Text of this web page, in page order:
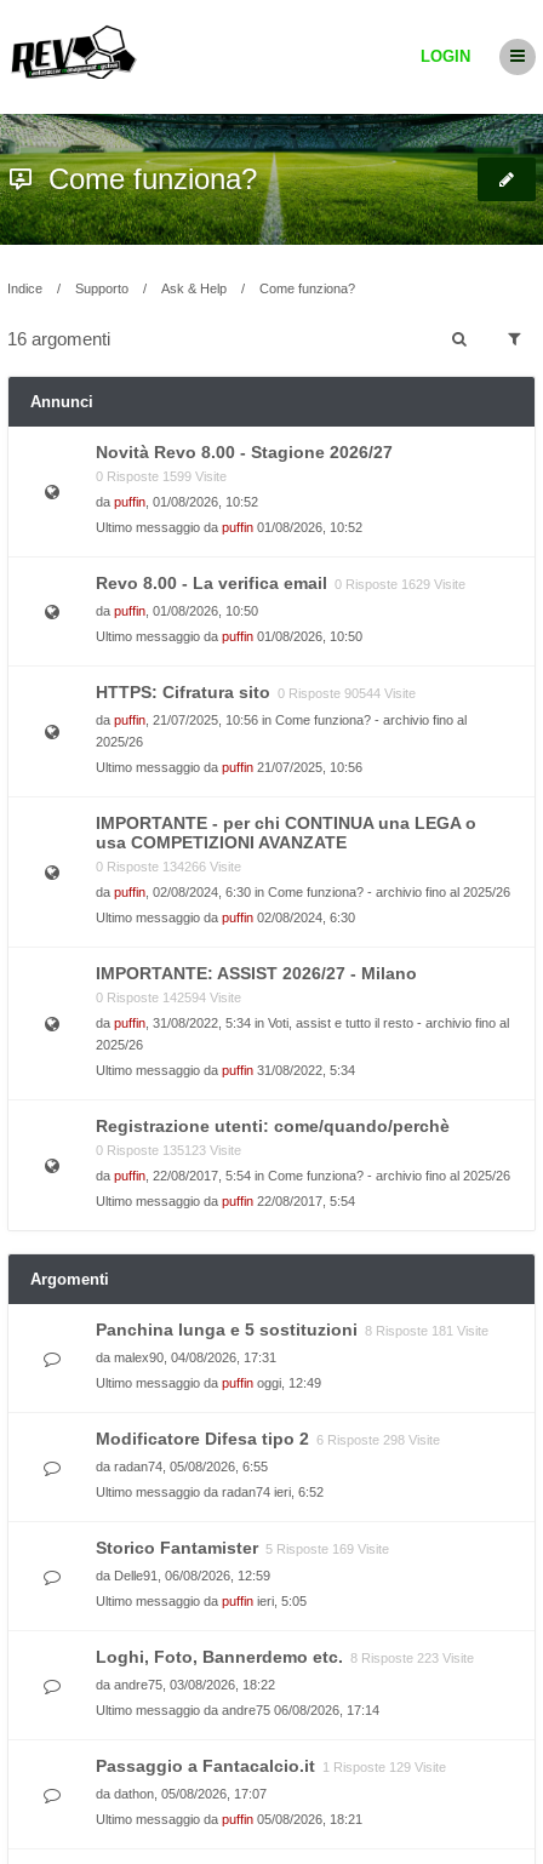
LOGIN
Come funziona?
Indice Supporto Ask & Help Come funziona?
16 argomenti
Annunci
Novità Revo 8.00 - Stagione 2026/27
0 Risposte 1599 Visite
da puffin , 01/08/2026, 10:52
Ultimo messaggio da puffin 01/08/2026, 10:52
Revo 8.00 - La verifica email 0 Risposte 1629 Visite
da puffin , 01/08/2026, 10:50
Ultimo messaggio da puffin 01/08/2026, 10:50
HTTPS: Cifratura sito 0 Risposte 90544 Visite
da puffin , 21/07/2025, 10:56 in Come funziona? - archivio fino al
2025/26
Ultimo messaggio da puffin 21/07/2025, 10:56
IMPORTANTE - per chi CONTINUA una LEGA o
usa COMPETIZIONI AVANZATE
0 Risposte 134266 Visite
da puffin , 02/08/2024, 6:30 in Come funziona? - archivio fino al 2025/26
Ultimo messaggio da puffin 02/08/2024, 6:30
IMPORTANTE: ASSIST 2026/27 - Milano
0 Risposte 142594 Visite
da puffin , 31/08/2022, 5:34 in Voti, assist e tutto il resto - archivio fino al
2025/26
Ultimo messaggio da puffin 31/08/2022, 5:34
Registrazione utenti: come/quando/perchè
0 Risposte 135123 Visite
da puffin , 22/08/2017, 5:54 in Come funziona? - archivio fino al 2025/26
Ultimo messaggio da puffin 22/08/2017, 5:54
Argomenti
Panchina lunga e 5 sostituzioni 8 Risposte 181 Visite
da malex90 , 04/08/2026, 17:31
Ultimo messaggio da puffin oggi, 12:49
Modificatore Difesa tipo 2 6 Risposte 298 Visite
da radan74 , 05/08/2026, 6:55
Ultimo messaggio da radan74 ieri, 6:52
Storico Fantamister 5 Risposte 169 Visite
da Delle91
, 06/08/2026, 12:59
Ultimo messaggio da puffin ieri, 5:05
Loghi, Foto, Bannerdemo etc. 8 Risposte 223 Visite
da andre75 , 03/08/2026, 18:22
Ultimo messaggio da andre75 06/08/2026, 17:14
Passaggio a Fantacalcio.it 1 Risposte 129 Visite
da dathon , 05/08/2026, 17:07
Ultimo messaggio da puffin 05/08/2026, 18:21